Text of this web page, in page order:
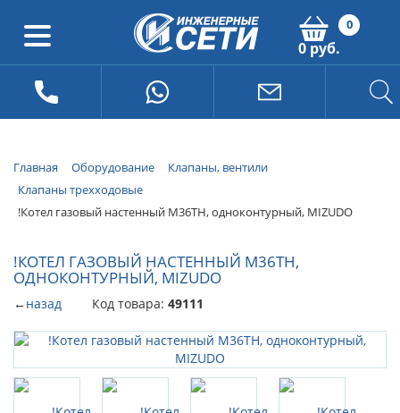
0
0 руб.
Главная Оборудование
Клапаны, вентили
Клапаны трехходовые
!Котел газовый настенный M36ТH, одноконтурный, MIZUDO
!КОТЕЛ ГАЗОВЫЙ НАСТЕННЫЙ M36ТH,
ОДНОКОНТУРНЫЙ, MIZUDO
←назад Код товара: 49111